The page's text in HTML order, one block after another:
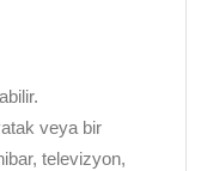
veya bir
televizyon,